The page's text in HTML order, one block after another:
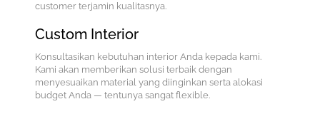
customer terjamin kualitasnya.
Custom Interior
Konsultasikan kebutuhan interior Anda kepada kami.
Kami akan memberikan solusi terbaik dengan
menyesuaikan material yang diinginkan serta alokasi
budget Anda — tentunya sangat flexible.